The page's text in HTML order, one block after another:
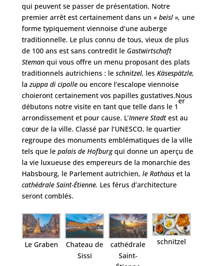
qui peuvent se passer de présentation. Notre
premier arrêt est certainement dans un « beisl », une
forme typiquement viennoise d’une auberge
traditionnelle. Le plus connu de tous, vieux de plus
de 100 ans est sans contredit le Gastwirtschaft
Stemanqui vous offre un menu proposant des plats
traditionnels autrichiens : le schnitzel, les Käsespätzle,
la zuppa di cipolleou encore l’escalope viennoise
choieront certainement vos papilles gustatives.Nous
débutons notre visite en tant que telle dans le 1
er
arrondissement et pour cause. L’Innere Stadtest au
cœur de la ville. Classé par l’UNESCO, le quartier
regroupe des monuments emblématiques de la ville
tels que le palais de Hofburgqui donne un aperçu de
la vie luxueuse des empereurs de la monarchie des
Habsbourg, le Parlement autrichien, le Rathauset la
cathédrale Saint-Étienne. Les férus d’architecture
seront comblés.
Le Graben
Chateau de
Sissi
cathédrale
Saint-
schnitzel